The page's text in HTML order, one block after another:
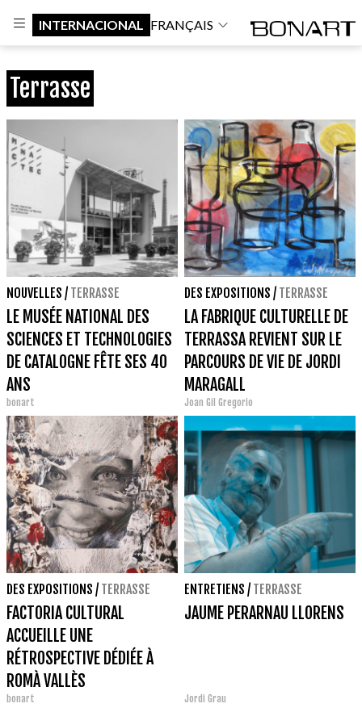
INTERNACIONAL FRANÇAIS
Terrasse
NOUVELLES / TERRASSE
LE MUSÉE NATIONAL DES
SCIENCES ET TECHNOLOGIES
DE CATALOGNE FÊTE SES 40
ANS
bonart
DES EXPOSITIONS / TERRASSE
LA FABRIQUE CULTURELLE DE
TERRASSA REVIENT SUR LE
PARCOURS DE VIE DE JORDI
MARAGALL
Joan Gil Gregorio
DES EXPOSITIONS / TERRASSE
FACTORIA CULTURAL
ACCUEILLE UNE
RÉTROSPECTIVE DÉDIÉE À
ROMÀ VALLÈS
bonart
ENTRETIENS / TERRASSE
JAUME PERARNAU LLORENS
Jordi Grau